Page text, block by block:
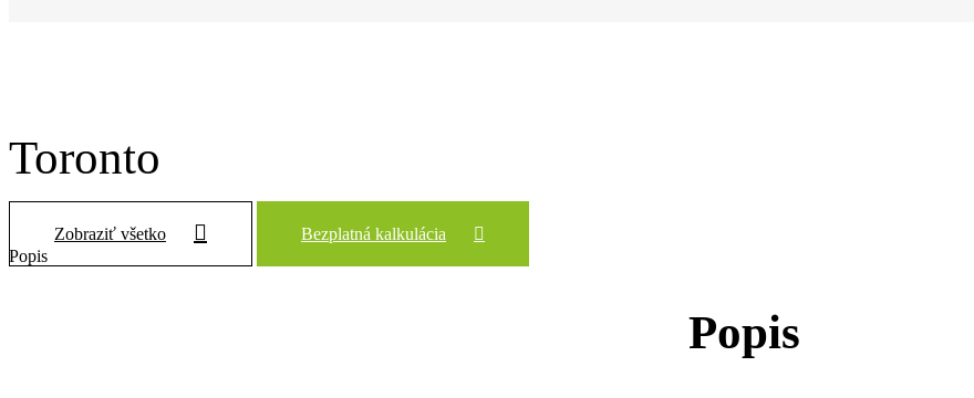
Toronto
Zobraziť všetko
Bezplatná kalkulácia
Popis
Popis